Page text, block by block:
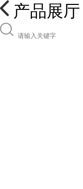
产品展厅